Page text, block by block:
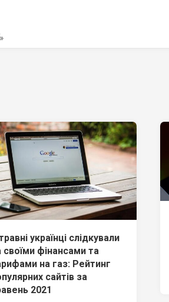
українці слідкували
своїми фінансами та
на газ: Рейтинг
сайтів за
2021